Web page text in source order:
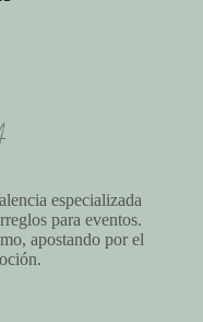
especializada
para eventos.
apostando por el